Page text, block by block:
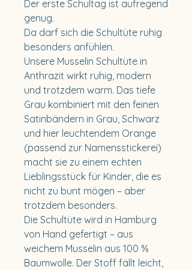
Der erste Schultag ist aufregend
genug.
Da darf sich die Schultüte ruhig
besonders anfühlen.
Unsere Musselin Schultüte in
Anthrazit wirkt ruhig, modern
und trotzdem warm. Das tiefe
Grau kombiniert mit den feinen
Satinbändern in Grau, Schwarz
und hier leuchtendem Orange
(passend zur Namensstickerei)
macht sie zu einem echten
Lieblingsstück für Kinder, die es
nicht zu bunt mögen – aber
trotzdem besonders.
Die Schultüte wird in Hamburg
von Hand gefertigt – aus
weichem Musselin aus 100 %
Baumwolle. Der Stoff fällt leicht,